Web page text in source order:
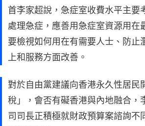
首李家超說，急症室收費水平主要
處理急症，應善用急症室資源用在
要檢視如何用在有需要人士、防止
上和服務方面改善。
對於自由黨建議向香港永久性居民
稅」，會否有礙香港與內地融合，
司司長正積極就財政預算案諮詢不